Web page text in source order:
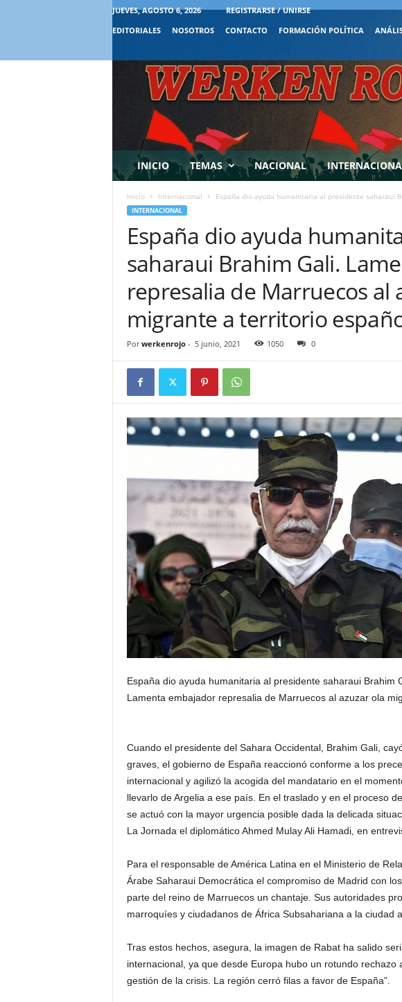
JUEVES, AGOSTO 6, 2026
REGISTRARSE / UNIRSE
EDITORIALES
NOSOTROS CONTACTO FORMACIÓN POLÍTICA
INICIO TEMAS NACIONAL
Inicio Internacional España dio ayuda humanitaria al presidente saharaui
INTERNACIONAL
España dio ayuda
saharaui Brahim Gali.
represalia de Marruecos al
migrante a territorio
Por werkenrojo- 5 junio, 2021 1050 0
España dio ayuda humanitaria al presidente saharaui Brahim
Lamenta embajador represalia de Marruecos al azuzar ola
Cuando el presidente del Sahara Occidental, Brahim Gali,
graves, el gobierno de España reaccionó conforme a los
internacional y agilizó la acogida del mandatario en el
llevarlo de Argelia a ese país. En el traslado y en el proceso
se actuó con la mayor urgencia posible dada la delicada
La Jornada el diplomático Ahmed Mulay Ali Hamadi, en
Para el responsable de América Latina en el Ministerio de
Árabe Saharaui Democrática el compromiso de Madrid con
parte del reino de Marruecos un chantaje. Sus autoridades
marroquíes y ciudadanos de África Subsahariana a la ciudad
Tras estos hechos, asegura, la imagen de Rabat ha salido
internacional, ya que desde Europa hubo un rotundo rechazo
gestión de la crisis. La región cerró filas a favor de España”.